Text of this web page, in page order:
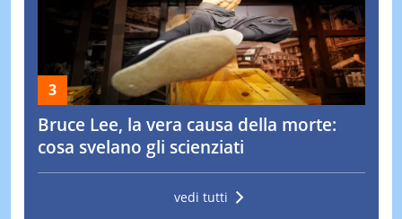
Bruce Lee, la vera causa della morte:
cosa svelano gli scienziati
vedi tutti